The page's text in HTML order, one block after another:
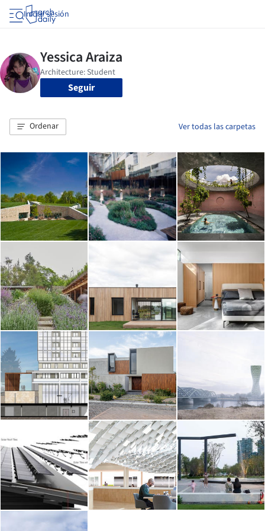
Iniciar sesión
Seguir
Ordenar Ver todas las carpetas